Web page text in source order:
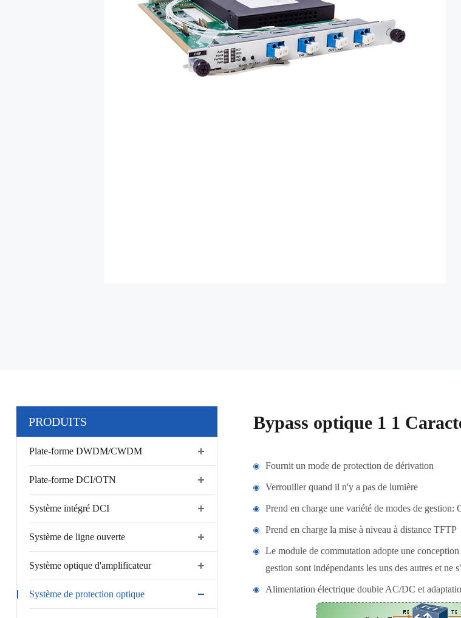
PRODUITS
Plate-forme DWDM/CWDM
Plate-forme DCI/OTN
Système intégré DCI
Système de ligne ouverte
Système optique d'amplificateur
Système de protection optique
Bypass optique 1 1
Fournit un mode de protection de dérivation
Verrouiller quand il n'y a pas de lumière
Prend en charge une variété de modes de gestion:
Prend en charge la mise à niveau à distance TFTP
Le module de commutation adopte une
gestion sont indépendants les uns des autres et ne
Alimentation électrique double AC/DC et